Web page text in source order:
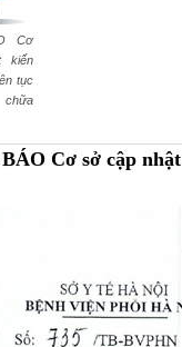
Cơ
kiến
tục
Cơ sở cập